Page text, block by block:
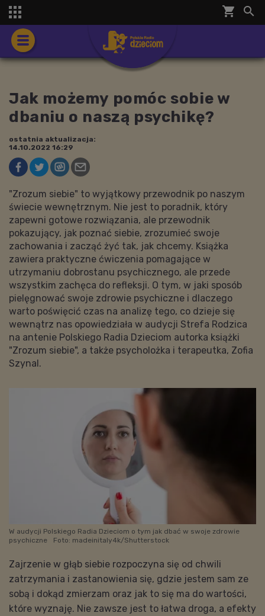
shopping_cart 

Jak możemy pomóc sobie w
dbaniu o naszą psychikę?
ostatnia aktualizacja:
14.10.2022 16:29
"Zrozum siebie" to wyjątkowy przewodnik po naszym
świecie wewnętrznym. Nie jest to poradnik, który
zapewni gotowe rozwiązania, ale przewodnik
pokazujący, jak poznać siebie, zrozumieć swoje
zachowania i zacząć żyć tak, jak chcemy. Książka
zawiera praktyczne ćwiczenia pomagające w
utrzymaniu dobrostanu psychicznego, ale przede
wszystkim zachęca do refleksji. O tym, w jaki sposób
pielęgnować swoje zdrowie psychiczne i dlaczego
warto poświęcić czas na analizę tego, co dzieje się
wewnątrz nas opowiedziała w audycji Strefa Rodzica
na antenie Polskiego Radia Dzieciom autorka książki
"Zrozum siebie", a także psycholożka i terapeutka, Zofia
Szynal.
W audycji Polskiego Radia Dzieciom o tym jak dbać w swoje zdrowie
psychiczne
Foto: madeinitaly4k/Shutterstock
Zajrzenie w głąb siebie rozpoczyna się od chwili
zatrzymania i zastanowienia się, gdzie jestem sam ze
sobą i dokąd zmierzam oraz jak to się ma do wartości,
które wyznaję. Nie zawsze jest to łatwa droga, a efekty